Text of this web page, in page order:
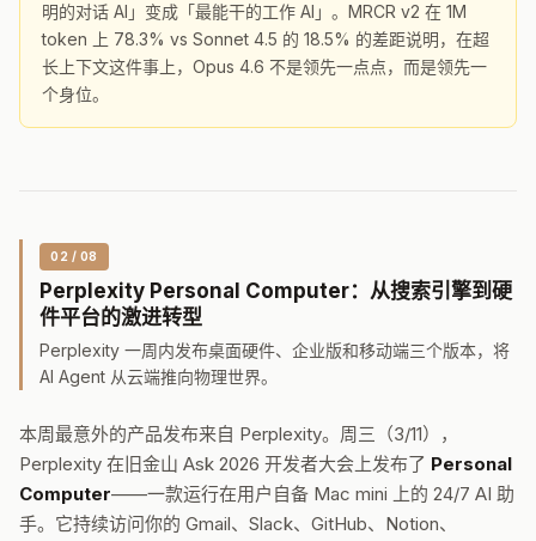
明的对话 AI」变成「最能干的工作 AI」。MRCR v2 在 1M
token 上 78.3% vs Sonnet 4.5 的 18.5% 的差距说明，在超
长上下文这件事上，Opus 4.6 不是领先一点点，而是领先一
个身位。
02 / 08
Perplexity Personal Computer：从搜索引擎到硬
件平台的激进转型
Perplexity 一周内发布桌面硬件、企业版和移动端三个版本，将
AI Agent 从云端推向物理世界。
本周最意外的产品发布来自 Perplexity。周三（3/11），
Perplexity 在旧金山 Ask 2026 开发者大会上发布了 Personal
Computer——一款运行在用户自备 Mac mini 上的 24/7 AI 助
手。它持续访问你的 Gmail、Slack、GitHub、Notion、